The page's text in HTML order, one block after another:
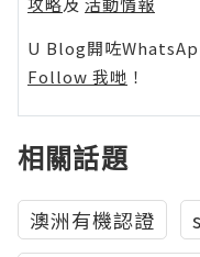
U Blog開咗
Follow 我哋 ！
相關話題
澳洲有機認證